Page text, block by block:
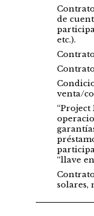
de
etc.).
venta/
“llave
solares,